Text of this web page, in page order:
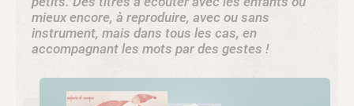
mieux encore, à reproduire, avec ou sans
instrument, mais dans tous les cas, en
accompagnant les mots par des gestes !